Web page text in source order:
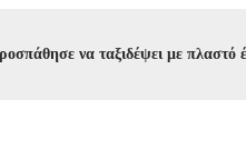
να ταξιδέψει με πλαστό έγγραφο